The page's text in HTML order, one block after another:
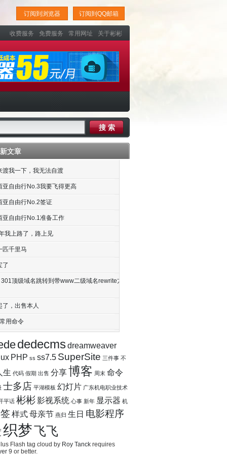
订阅到浏览器 订阅到QQ邮箱
收费服务 免费服务 常用网址 关于彬彬
文章
渡我一下，我无法自渡
亚自由行No.3我要飞得更高
亚自由行No.2签证
亚自由行No.1准备工作
我上路了，路上见
匹千里马
了
顶级域名跳转到带www二级域名rewrite方
了，出售本人
用命令
dedecmsdreamweaver
PHP ss ss7.5 SuperSite 三件事 不
生 代码 假期 出售 分享博客 周末 命令
士多店 平湖模板 幻灯片 广东机电职业技术
平话 彬彬影视系统 心事 新年 显示器 机
样式母亲节 燕归 生日 电影程序
织梦飞飞
Flash tag cloud by Roy Tanck requires
9 or better.